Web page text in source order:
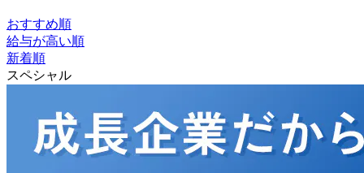
おすすめ順
給与が高い順
新着順
スペシャル